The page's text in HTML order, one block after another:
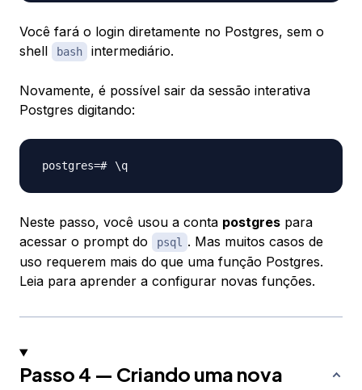
Você fará o login diretamente no Postgres, sem o
shell
bash intermediário.
Novamente, é possível sair da sessão interativa
Postgres digitando:
\
Neste passo, você usou a conta postgres para
acessar o prompt do
psql . Mas muitos casos de
uso requerem mais do que uma função Postgres.
Leia para aprender a configurar novas funções.
Passo 4 — Criando uma nova